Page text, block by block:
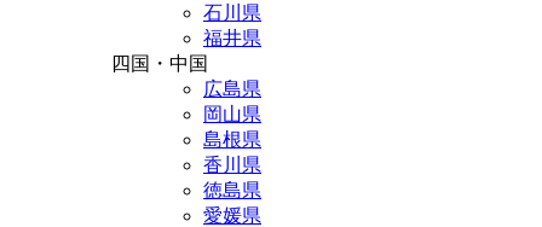
石川県
福井県
四国・中国
広島県
岡山県
島根県
香川県
徳島県
愛媛県